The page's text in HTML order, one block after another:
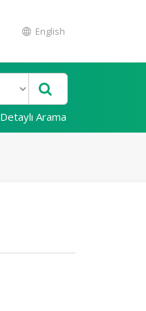
English
Detaylı Arama